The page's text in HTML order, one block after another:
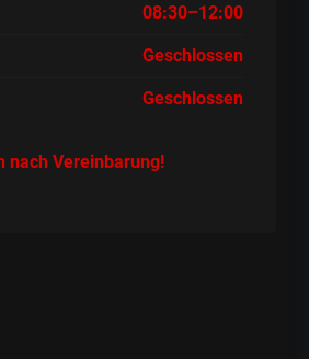
08:30–12:00
Geschlossen
Geschlossen
nach Vereinbarung!